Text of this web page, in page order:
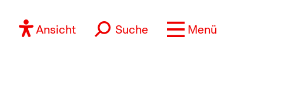
Ansicht Suche Menü